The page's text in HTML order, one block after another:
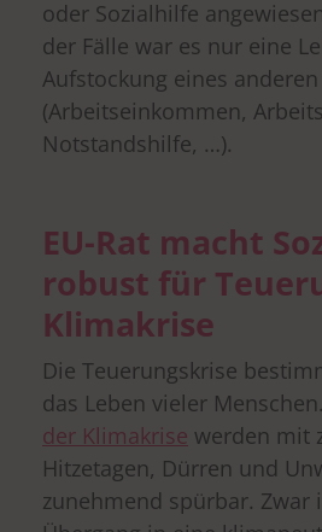
oder Sozialhilfe
der Fälle war es nur eine
Aufstockung eines
(Arbeitseinkommen,
Notstandshilfe, …).
EU-Rat macht
robust für
Klimakrise
Die Teuerungskrise
das Leben vieler
der Klimakrise werden mit
Hitzetagen, Dürren und
zunehmend spürbar. Zwar